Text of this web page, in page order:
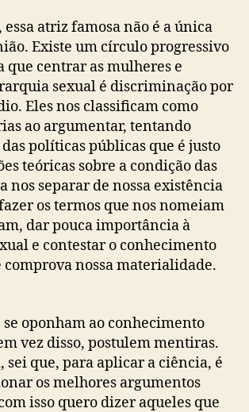
atriz famosa não é a única
Existe um círculo progressivo
que centrar as mulheres e
sexual é discriminação por
Eles nos classificam como
ao argumentar, tentando
políticas públicas que é justo
teóricas sobre a condição das
nos separar de nossa existência
os termos que nos nomeiam
dar pouca importância à
e contestar o conhecimento
nossa materialidade.
oponham ao conhecimento
vez disso, postulem mentiras.
sei que, para aplicar a ciência, é
os melhores argumentos
isso quero dizer aqueles que